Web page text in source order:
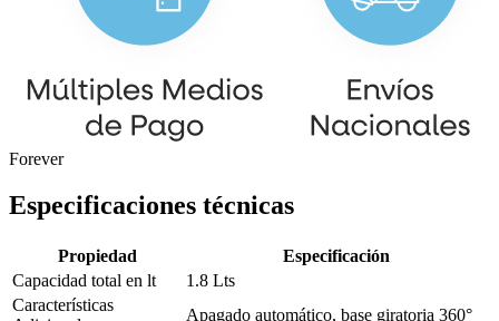
Forever
Especificaciones técnicas
Propiedad
Especificación
Capacidad total en lt
1.8 Lts
Características
Apagado automático, base giratoria 360°